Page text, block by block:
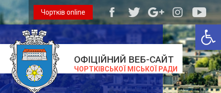
ОФІЦІЙНИЙ ВЕБ-САЙТ
ЧОРТКІВСЬКОЇ МІСЬКОЇ РАДИ
Чортків online